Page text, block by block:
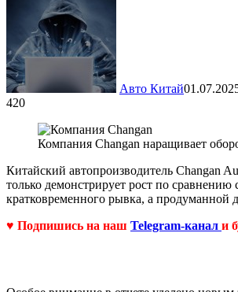
Авто Китай
420
Компания Changan наращивает
Китайский автопроизводитель Changan
только демонстрирует рост по
кратковременного рывка, а продуманной
♥ Подпишись на наш Telegram-канал и